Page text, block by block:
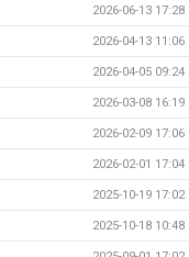
2026-06-13 17:28
2026-04-13 11:06
2026-04-05 09:24
2026-03-08 16:19
2026-02-09 17:06
2026-02-01 17:04
2025-10-19 17:02
2025-10-18 10:48